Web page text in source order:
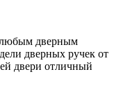
дверным
дверных ручек от
двери отличный